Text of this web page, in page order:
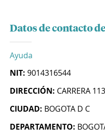
Datos de contacto
Ayuda
NIT: 9014316544
DIRECCIÓN: CARRERA
CIUDAD: BOGOTA D C
DEPARTAMENTO: